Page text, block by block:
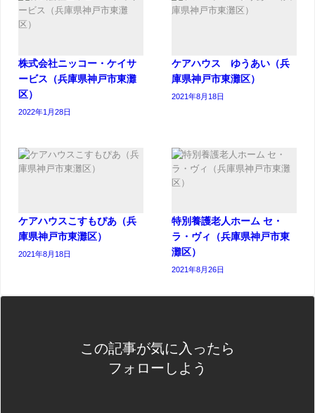
株式会社ニッコー・ケイサ
ービス（兵庫県神戸市東灘
区）
2022年1月28日
ケアハウス ゆうあい（兵
庫県神戸市東灘区）
2021年8月18日
ケアハウスこすもぴあ（兵
庫県神戸市東灘区）
2021年8月18日
特別養護老人ホーム セ・
ラ・ヴィ（兵庫県神戸市東
灘区）
2021年8月26日
この記事が気に入ったら
フォローしよう